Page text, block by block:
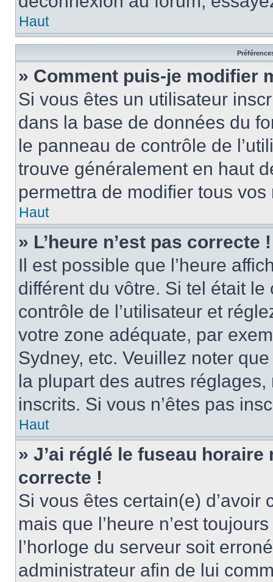
Haut
» Comment puis-je modifier
Si vous êtes un utilisateur
dans la base de données du
le panneau de contrôle de
trouve généralement en haut
permettra de modifier tous
Haut
» L’heure n’est pas correcte !
Il est possible que l’heure
différent du vôtre. Si tel était
contrôle de l’utilisateur et
votre zone adéquate, par
Sydney, etc. Veuillez noter
la plupart des autres réglages,
inscrits. Si vous n’êtes pas
Haut
» J’ai réglé le fuseau horaire
correcte !
Si vous êtes certain(e)
mais que l’heure n’est
l’horloge du serveur soit
administrateur afin de lui